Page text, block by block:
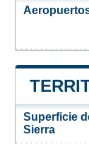
Superficie
Sierra